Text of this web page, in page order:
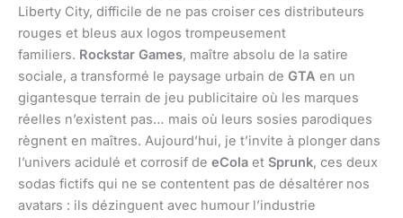
Liberty City, difficile de ne pas croiser ces distributeurs
rouges et bleus aux logos trompeusement
familiers. Rockstar Games, maître absolu de la satire
sociale, a transformé le paysage urbain de GTA en un
gigantesque terrain de jeu publicitaire où les marques
réelles n’existent pas… mais où leurs sosies parodiques
règnent en maîtres. Aujourd’hui, je t’invite à plonger dans
l’univers acidulé et corrosif de eCola et Sprunk, ces deux
sodas fictifs qui ne se contentent pas de désaltérer nos
avatars : ils dézinguent avec humour l’industrie